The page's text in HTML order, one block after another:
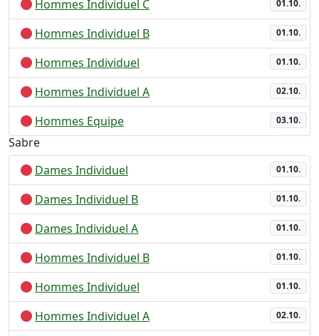
Hommes Individuel C 01.10.
Hommes Individuel B 01.10.
Hommes Individuel 01.10.
Hommes Individuel A 02.10.
Hommes Equipe 03.10.
Sabre
Dames Individuel
01.10.
Dames Individuel B 01.10.
Dames Individuel A 01.10.
Hommes Individuel B 01.10.
Hommes Individuel 01.10.
Hommes Individuel A 02.10.